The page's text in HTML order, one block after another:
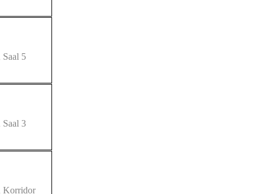
Saal 5
Saal 3
Korridor